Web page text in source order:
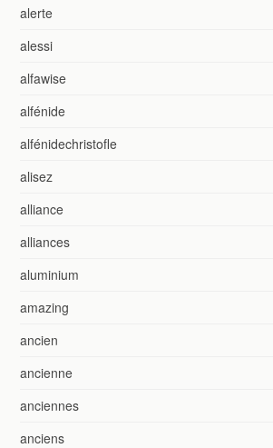
alerte
alessi
alfawise
alfénide
alfénidechristofle
alisez
alliance
alliances
aluminium
amazing
ancien
ancienne
anciennes
anciens